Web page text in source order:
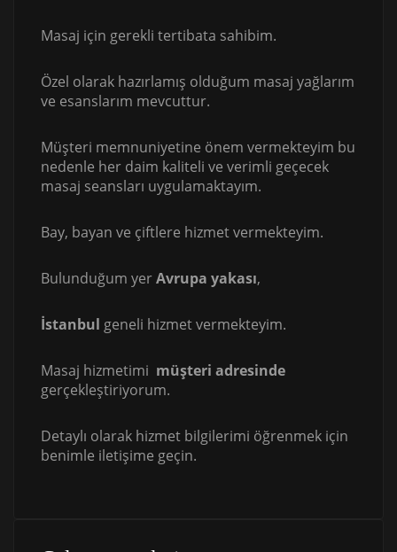
Masaj için gerekli tertibata sahibim.
Özel olarak hazırlamış olduğum masaj yağlarım
ve esanslarım mevcuttur.
Müşteri memnuniyetine önem vermekteyim bu
nedenle her daim kaliteli ve verimli geçecek
masaj seansları uygulamaktayım.
Bay, bayan ve çiftlere hizmet vermekteyim.
Bulunduğum yerAvrupa yakası,
İstanbul geneli hizmet vermekteyim.
Masaj hizmetimi müşteri adresinde
gerçekleştiriyorum.
Detaylı olarak hizmet bilgilerimi öğrenmek için
benimle iletişime geçin.